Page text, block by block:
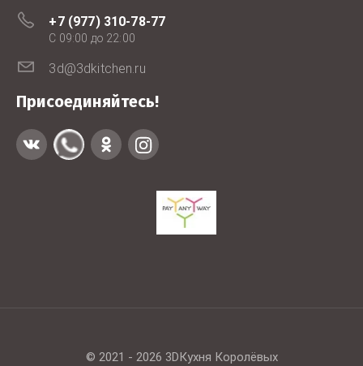
+7 (977) 310-78-77
C 09:00 до 22:00
3d@3dkitchen.ru
Присоединяйтесь!
© 2021 - 2026 3DКухня Королёвых